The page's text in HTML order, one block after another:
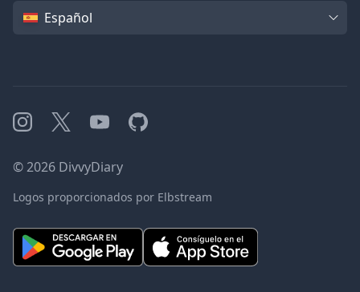
IdiomaEspañol
Instagram
X YouTubeGitHub
©2026 DivvyDiary
Logos proporcionados por Elbstream